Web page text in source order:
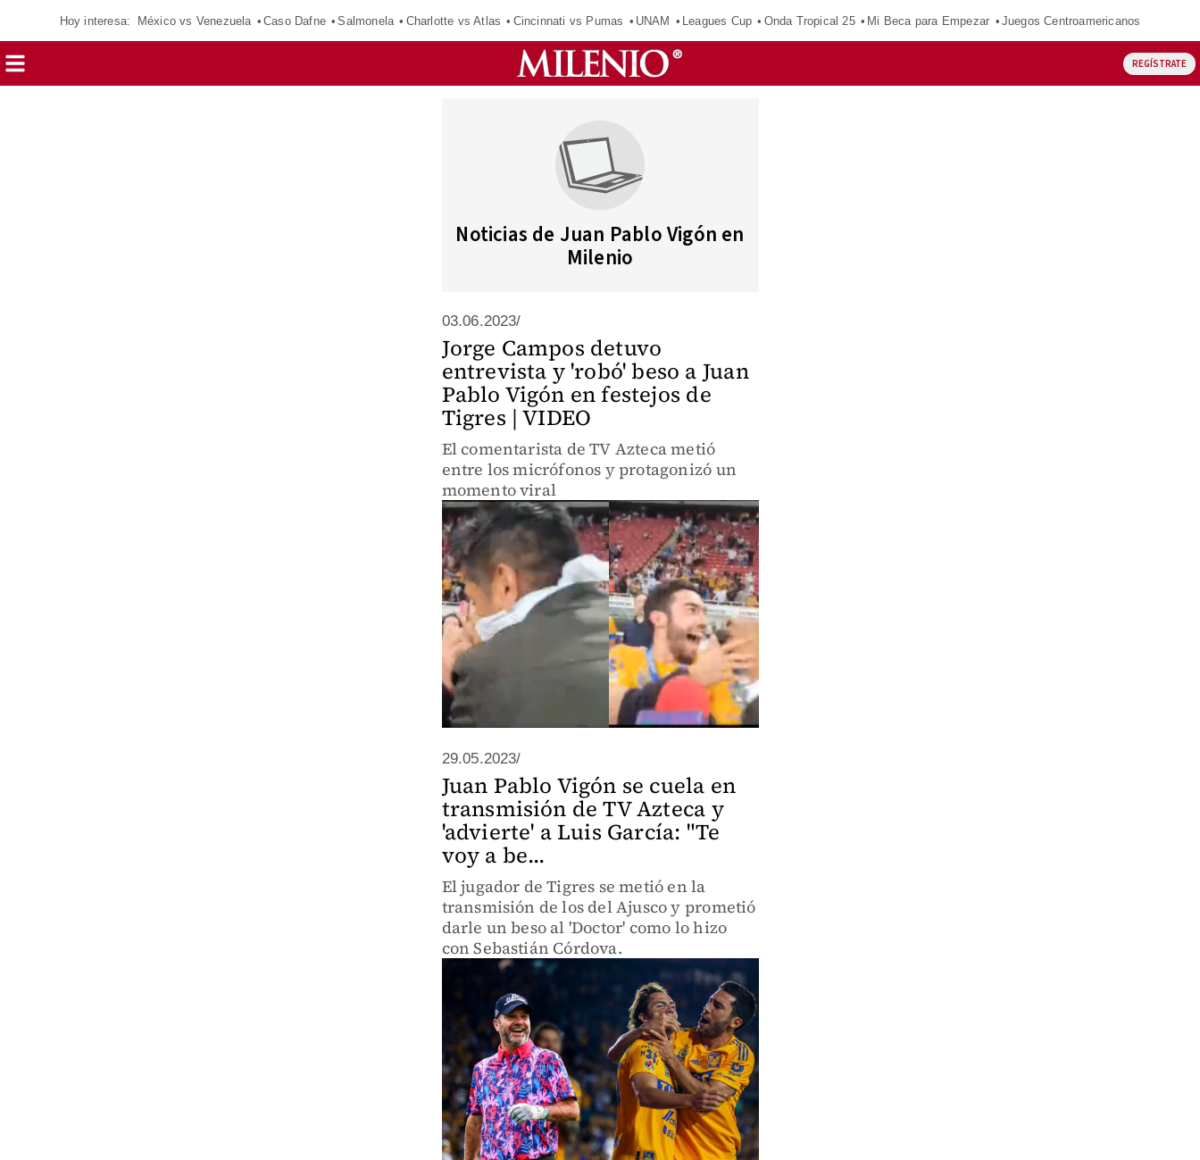
Hoy interesa: México vs Venezuela Caso Dafne Salmonela Charlotte vs Atlas Cincinnati vs Pumas UNAM Leagues Cup Onda Tropical 25 Mi Beca para Empezar Juegos Centroamericanos
REGÍSTRATE
Noticias de Juan Pablo Vigón en
Milenio
03.06.2023/
Jorge Campos detuvo
entrevista y 'robó' beso a Juan
Pablo Vigón en festejos de
Tigres | VIDEO
El comentarista de TV Azteca metió
entre los micrófonos y protagonizó un
momento viral
29.05.2023/
Juan Pablo Vigón se cuela en
transmisión de TV Azteca y
'advierte' a Luis García: "Te
voy a be...
El jugador de Tigres se metió en la
transmisión de los del Ajusco y prometió
darle un beso al 'Doctor' como lo hizo
con Sebastián Córdova.